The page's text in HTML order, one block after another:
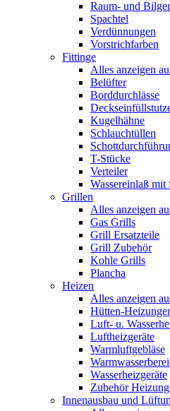
Raum- und
Spachtel
Verdünnungen
Vorstrichfarben
Fittinge
Alles anzeigen
Belüfter
Borddurchlässe
Kugelhähne
Schlauchtüllen
T-Stücke
Verteiler
Wassereinlaß mit
Grillen
Alles anzeigen
Gas Grills
Grill Ersatzteile
Grill Zubehör
Kohle Grills
Plancha
Heizen
Alles anzeigen
Hütten-
Luft- u.
Luftheizgeräte
Warmluftgebläse
Wasserheizgeräte
Zubehör
Innenausbau und